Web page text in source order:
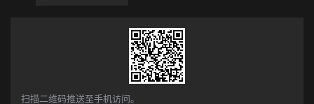
​扫描二维码推送至手机访问。